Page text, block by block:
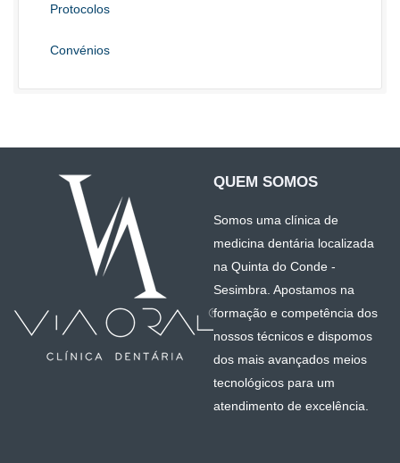
Protocolos
Convénios
QUEM SOMOS
Somos uma clínica de
medicina dentária localizada
na Quinta do Conde -
Sesimbra. Apostamos na
formação e competência dos
nossos técnicos e dispomos
dos mais avançados meios
tecnológicos para um
atendimento de excelência.